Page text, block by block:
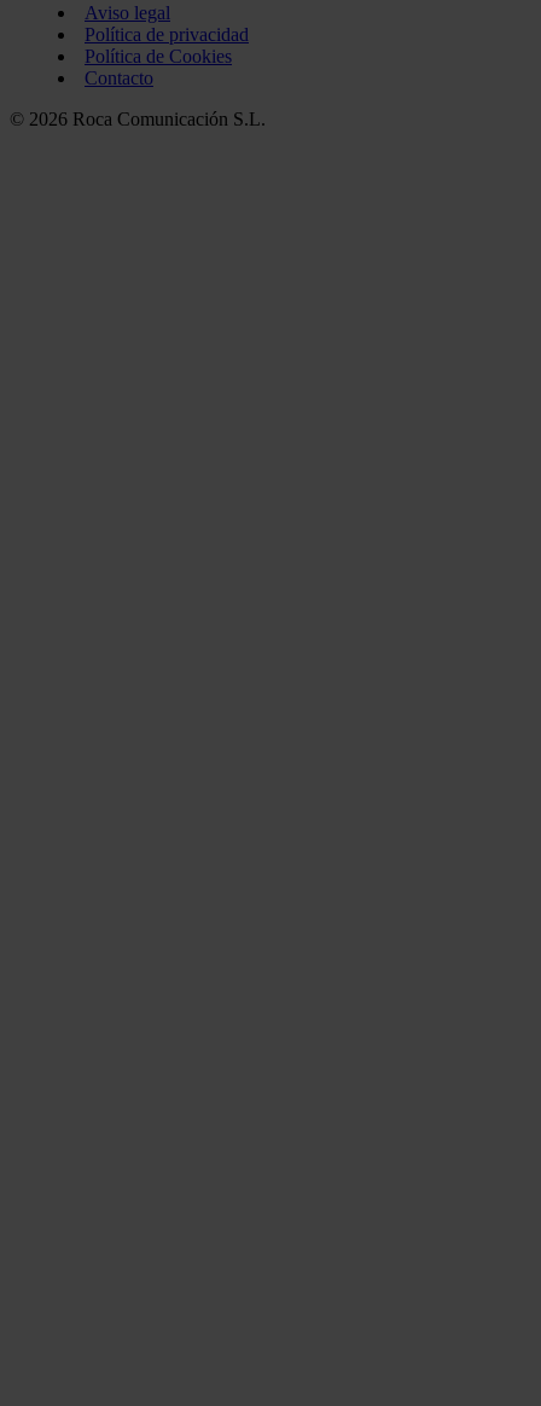
Aviso legal
Política de privacidad
Política de Cookies
Contacto
© 2026 Roca Comunicación S.L.